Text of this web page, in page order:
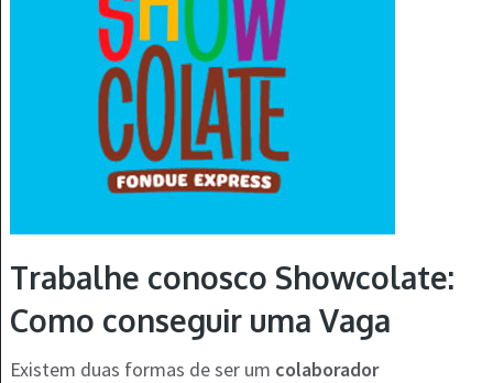
Trabalhe conosco Showcolate:
Como conseguir uma Vaga
Existem duas formas de ser um colaborador